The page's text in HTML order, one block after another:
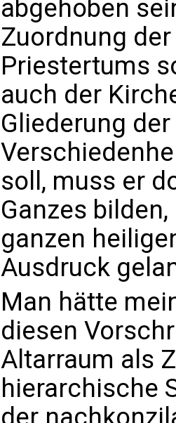
abgehoben
Zuordnung
Priestertums
auch der
Gliederung
soll, muss er
Gan­zes
ganzen
Ausdruck
Man hätte
diesen
Altarraum als
hierarchische